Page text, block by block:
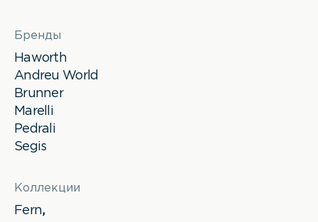
Бренды
Haworth
Andreu World
Brunner
Marelli
Pedrali
Segis
Коллекции
Fern,